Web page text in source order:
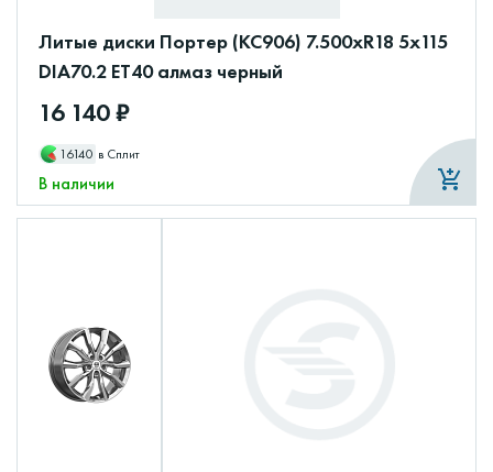
Литые диски Портер (КС906) 7.500xR18 5x115
DIA70.2 ET40 алмаз черный
16 140 ₽
16140 в Сплит
В наличии